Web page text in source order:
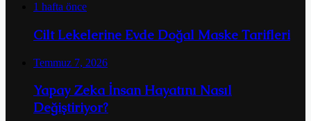
1 hafta önce
Cilt Lekelerine Evde Doğal Maske Tarifleri
Temmuz 7, 2026
Yapay Zeka İnsan Hayatını Nasıl
Değiştiriyor?